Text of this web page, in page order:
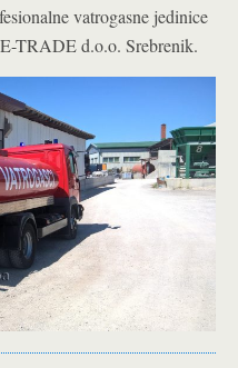
vatrogasne jedinice
TRADE d.o.o. Srebrenik.